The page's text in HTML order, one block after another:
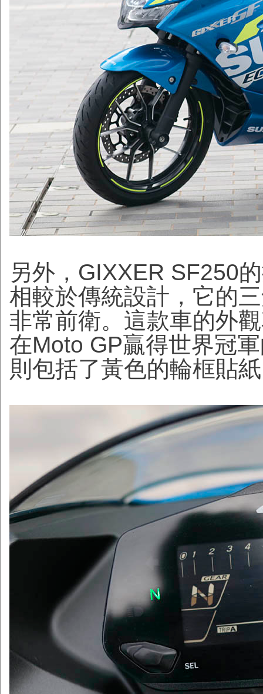
另外，GIXXER SF250
相較於傳統設計，它的
非常前衛。這款車的外
在Moto GP贏得世界冠
則包括了黃色的輪框貼